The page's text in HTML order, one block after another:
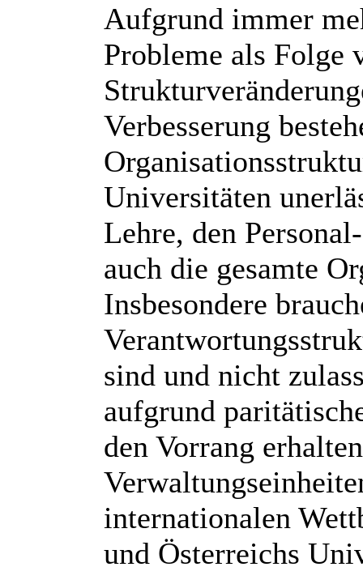
Aufgrund immer
Probleme als Folge
Verbesserung
Universitäten
Lehre, den
auch die gesamte
Insbesondere
sind und nicht
aufgrund
den Vorrang
internationalen
und Österreichs